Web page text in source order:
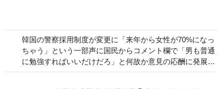
韓国の警察採用制度が変更に「来年から女性が70%になっ
ちゃう」という一部声に国民からコメント欄で「男も普通
に勉強すればいいだけだろ」と何故か意見の応酬に発展…